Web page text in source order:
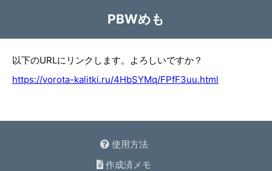
PBWめも
以下のURLにリンクします。よろしいですか？
https://vorota-kalitki.ru/4HbSYMq/FPfF3uu.html
使用方法
作成済メモ